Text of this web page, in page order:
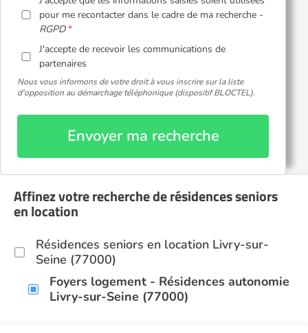
pour me recontacter dans le cadre de ma recherche -
RGPD
J'accepte de recevoir les communications de
partenaires
Nous vous informons de votre droit à vous inscrire sur la liste
d'opposition au démarchage téléphonique (dispositif BLOCTEL).
Envoyer ma recherche
Affinez votre recherche de résidences seniors
en location
Résidences seniors en location Livry-sur-
Seine (77000)
Foyers logement - Résidences autonomie
Livry-sur-Seine (77000)